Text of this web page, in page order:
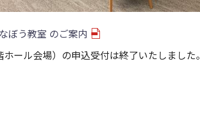
ぼう教室 のご案内
ル会場）の申込受付は終了いたしました。